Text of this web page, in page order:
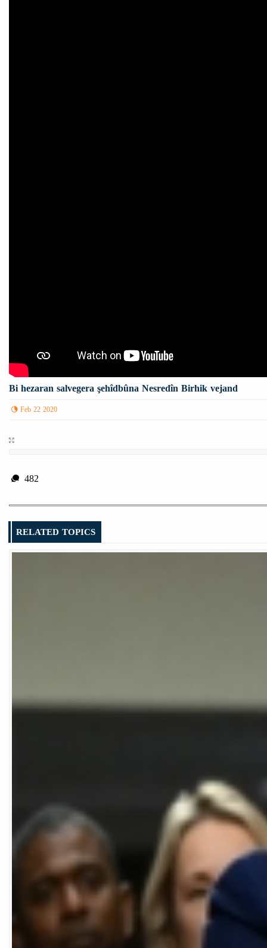
Bi hezaran salvegera şehîdbûna Nesredîn Birhik vejand
Feb 22 2020
482
RELATED TOPICS